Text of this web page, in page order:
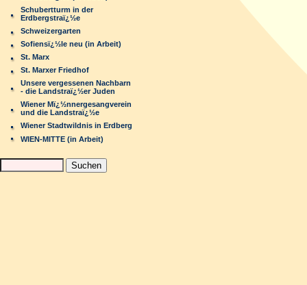
Schubertturm in der
Erdbergstraï¿½e
Schweizergarten
Sofiensï¿½le neu (in Arbeit)
St. Marx
St. Marxer Friedhof
Unsere vergessenen Nachbarn
- die Landstraï¿½er Juden
Wiener Mï¿½nnergesangverein
und die Landstraï¿½e
Wiener Stadtwildnis in Erdberg
WIEN-MITTE (in Arbeit)